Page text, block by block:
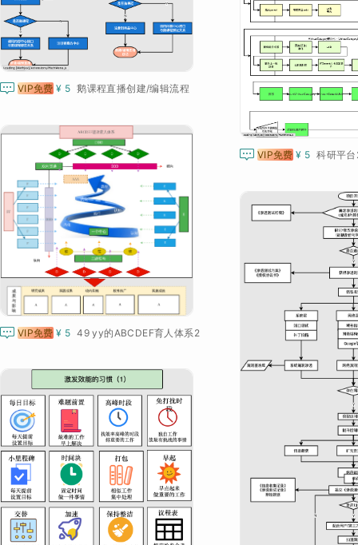
 VIP免费 ¥ 5 科研平
 VIP免费 ¥ 5 鹅课程直播创建/编辑流程
 VIP免费 ¥ 5 49 yy的ABCDEF育人体系2